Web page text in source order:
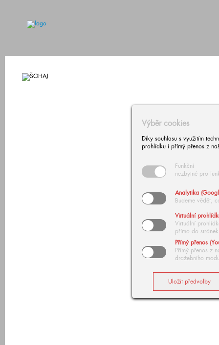
Výběr cookies
Díky souhlasu s využitím
prohlídku i přímý přenos z
Funkční
nezbytné pro
Analytika
Budeme vědět,
Virtuální
Virtuální
přímo do stránek
Přímý přenos
Přímý přenos z
dražebního